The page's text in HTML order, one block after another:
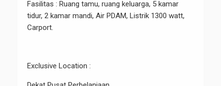
Fasilitas : Ruang tamu, ruang keluarga, 5 kamar
tidur, 2 kamar mandi, Air PDAM, Listrik 1300 watt,
Carport.
Exclusive Location :